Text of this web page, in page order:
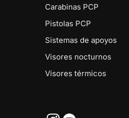
Carabinas PCP
Pistolas PCP
Sistemas de apoyos
Visores nocturnos
Visores térmicos